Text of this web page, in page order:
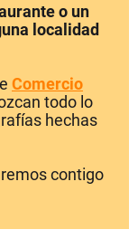
o un
localidad
Comercio
todo lo
hechas
contigo